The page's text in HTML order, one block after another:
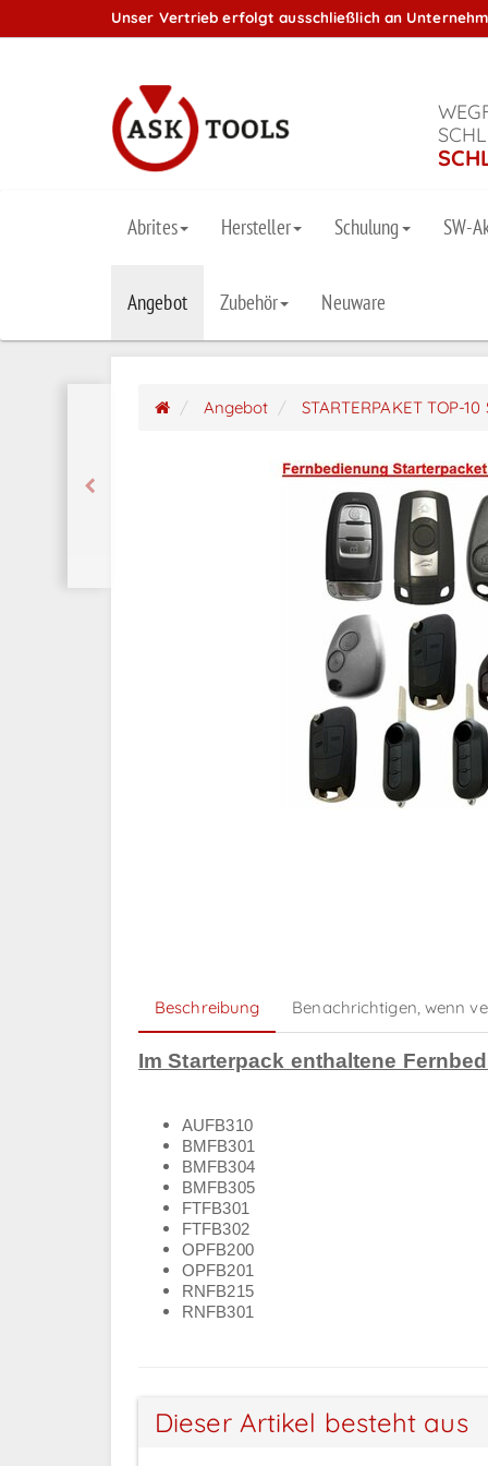
Unser Vertrieb erfolgt ausschließlich an
Abrites Hersteller Schulung SW-
Angebot Zubehör Neuware
Angebot STARTERPAKET TOP-
Beschreibung Benachrichtigen, wenn
Im Starterpack enthaltene
AUFB310
BMFB301
BMFB304
BMFB305
FTFB301
FTFB302
OPFB200
OPFB201
RNFB215
RNFB301
Dieser Artikel besteht aus